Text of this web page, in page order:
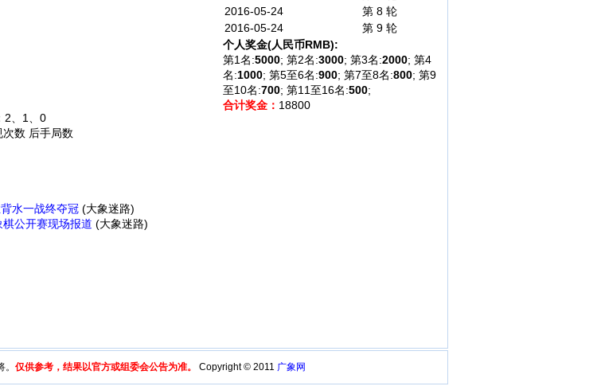
2、1、0
次数 后手局数
水一战终夺冠 (大象迷路)
公开赛现场报道 (大象迷路)
2016-05-24
第 8 轮
2016-05-24
第 9 轮
个人奖金(人民币RMB):
第1名:5000; 第2名:3000; 第3名:2000; 第4
名:1000; 第5至6名:900; 第7至8名:800; 第9
至10名:700; 第11至16名:500;
合计奖金： 18800
仅供参考，结果以官方或组委会公告为准。 Copyright © 2011 广象网